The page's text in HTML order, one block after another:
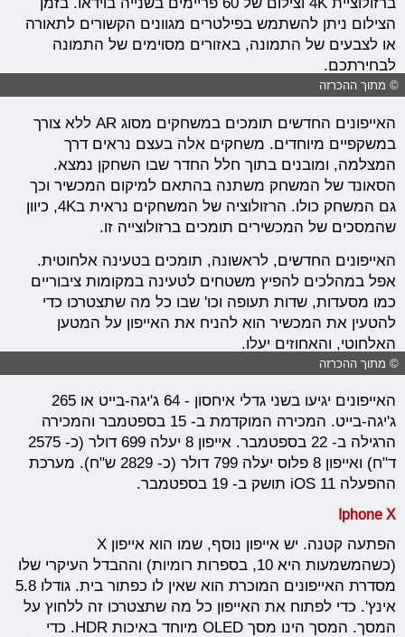
הצילום ניתן להשתמש בפילטרים מגוונים הקשורים לתאורה
או לצבעים של התמונה, באזורים מסוימים של התמונה
לבחירתכם.
© מתוך ההכרזה
האייפונים החדשים תומכים במשחקים מסוג AR ללא צורך
במשקפיים מיוחדים. משחקים אלה בעצם נראים דרך
המצלמה, ומובנים בתוך חלל החדר שבו השחקן נמצא.
הסאונד של המשחק משתנה בהתאם למיקום המכשיר וכך
גם המשחק כולו. הרזולוציה של המשחקים נראית ב4K, כיוון
שהמסכים של המכשירים תומכים ברזולוצייה זו.
האייפונים החדשים, לראשונה, תומכים בטעינה אלחוטית.
אפל במהלכים להפיץ משטחים לטעינה במקומות ציבוריים
כמו מסעדות, שדות תעופה וכו' שבו כל מה שתצטרכו כדי
להטעין את המכשיר הוא להניח את האייפון על המטען
האלחוטי, והאחוזים יעלו.
© מתוך ההכרזה
האייפונים יגיעו בשני גדלי איחסון - 64 ג'יגה-בייט או 265
ג'יגה-בייט. המכירה המוקדמת ב- 15 בספטמבר והמכירה
הרגילה ב- 22 בספטמבר. אייפון 8 יעלה 699 דולר (כ- 2575
ד"ח) ואייפון 8 פלוס יעלה 799 דולר (כ- 2829 ש"ח). מערכת
ההפעלה iOS 11 תושק ב- 19 בספטמבר.
Iphone X
הפתעה קטנה. יש אייפון נוסף, שמו הוא אייפון X
(כשהמשמעות היא 10, בספרות רומיות) וההבדל העיקרי שלו
מסדרת האייפונים המוכרת הוא שאין לו כפתור בית. גודלו 5.8
אינץ'. כדי לפתוח את האייפון כל מה שתצטרכו זה ללחוץ על
המסך. המסך הינו מסך OLED מיוחד באיכות HDR. כדי